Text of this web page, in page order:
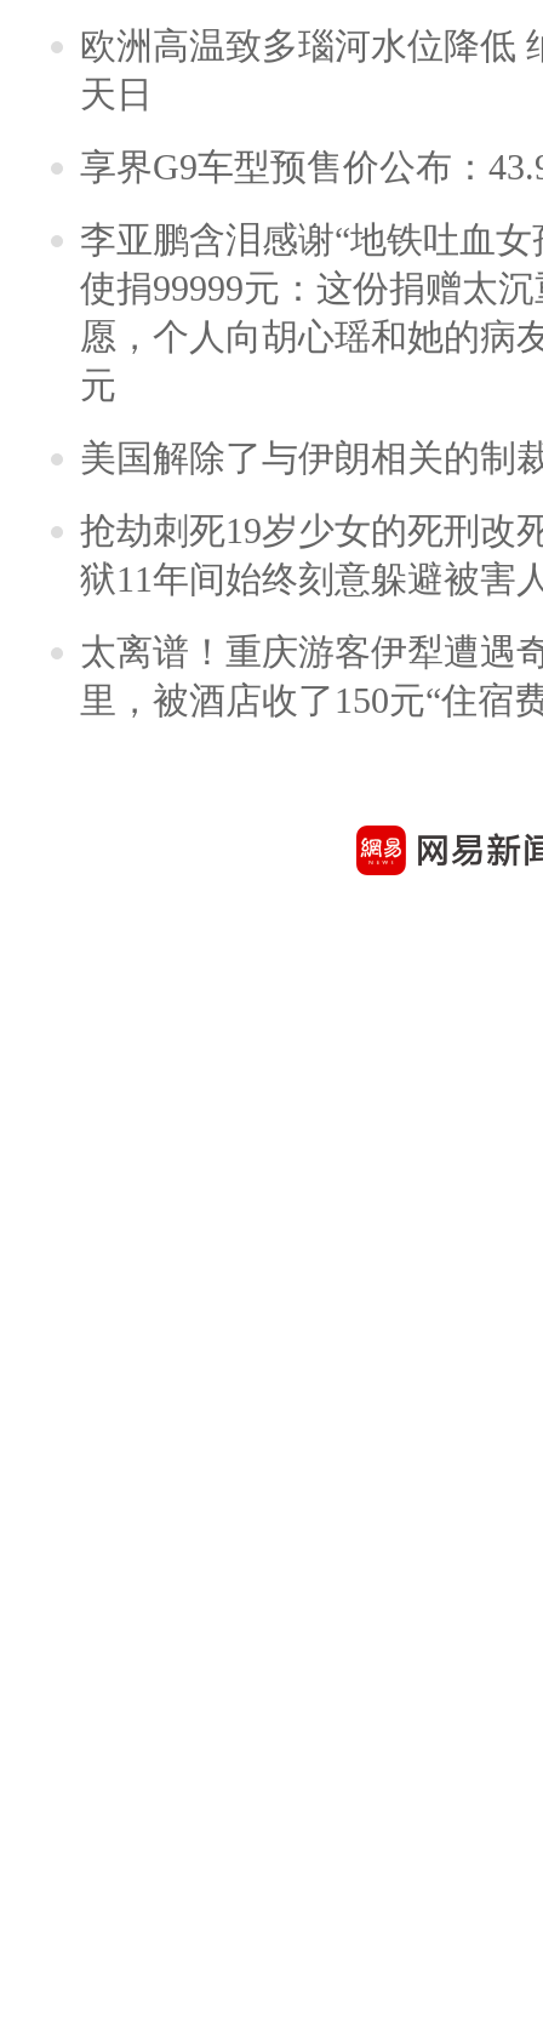
欧洲高温致多瑙河水位降低
天日
享界G9车型预售价公布：
李亚鹏含泪感谢“地铁吐血
使捐99999元：这份捐赠太
愿，个人向胡心瑶和她的病
元
美国解除了与伊朗相关的制
抢劫刺死19岁少女的死刑改
狱11年间始终刻意躲避被害
太离谱！重庆游客伊犁遭遇
里，被酒店收了150元“住宿